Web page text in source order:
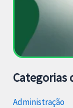
Categorias
Administração